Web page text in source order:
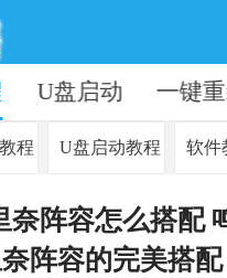
U盘启动 一键
程 U盘启动教程 软件
奈阵容怎么搭配
阵容的完美搭配